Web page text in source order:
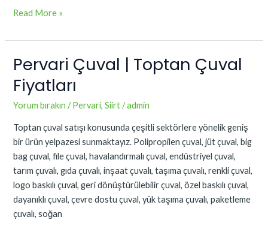
Read More »
Pervari Çuval | Toptan Çuval
Fiyatları
Yorum bırakın /Pervari,Siirt/admin
Toptan çuval satışı konusunda çeşitli sektörlere yönelik geniş
bir ürün yelpazesi sunmaktayız. Polipropilen çuval, jüt çuval, big
bag çuval, file çuval, havalandırmalı çuval, endüstriyel çuval,
tarım çuvalı, gıda çuvalı, inşaat çuvalı, taşıma çuvalı, renkli çuval,
logo baskılı çuval, geri dönüştürülebilir çuval, özel baskılı çuval,
dayanıklı çuval, çevre dostu çuval, yük taşıma çuvalı, paketleme
çuvalı, soğan
Pervari
|
Toptan
Fiyatları